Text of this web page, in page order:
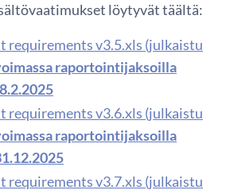
löytyvät täältä:
requirements v3.5.xls (julkaistu
raportointijaksoilla
requirements v3.6.xls (julkaistu
raportointijaksoilla
requirements v3.7.xls (julkaistu